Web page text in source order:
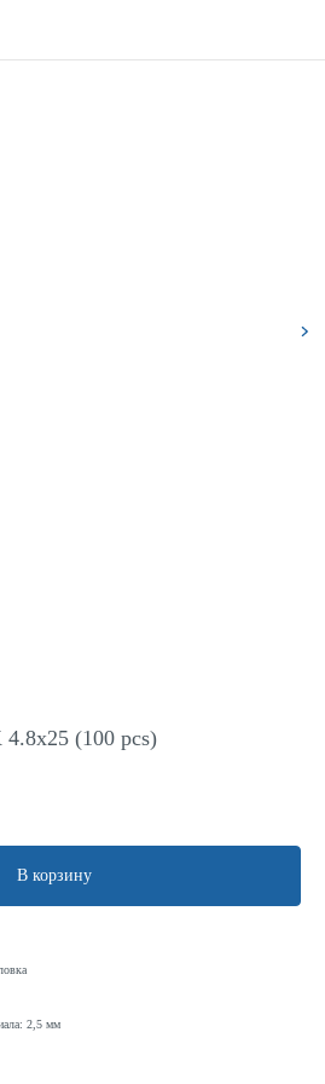
(100 pcs)
В корзину
2,5 мм